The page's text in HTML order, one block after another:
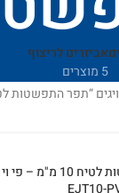
אביזרים לריצוף
5 מוצרים
“תפר התפשטות
פרופיל תפר התפשטות לטיח 10 מ"מ